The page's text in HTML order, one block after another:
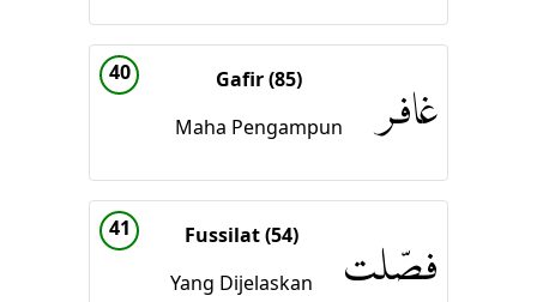
40
Gafir (85)
Maha Pengampun
غافر
41
Fussilat (54)
Yang Dijelaskan
فصّلت